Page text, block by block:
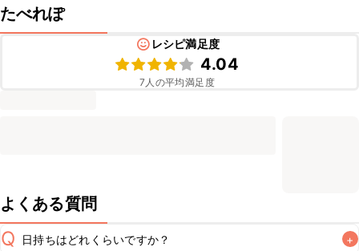
たべれぽ
レシピ満足度
4.04
7 人の平均満足度
よくある質問
Q 日持ちはどれくらいですか？ +